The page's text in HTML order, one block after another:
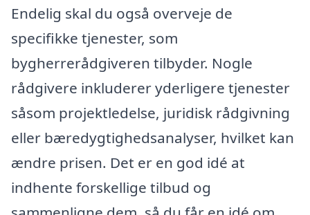
Endelig skal du også overveje de
specifikke tjenester, som
bygherrerådgiveren tilbyder. Nogle
rådgivere inkluderer yderligere tjenester
såsom projektledelse, juridisk rådgivning
eller bæredygtighedsanalyser, hvilket kan
ændre prisen. Det er en god idé at
indhente forskellige tilbud og